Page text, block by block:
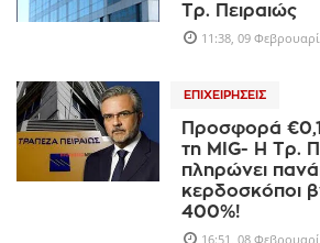
Τρ. Πειραιώς
11:38, 09
ΕΠΙΧΕΙΡΉΣΕΙΣ
Προσφορά
τη MIG- Η Τρ.
πληρώνει
κερδοσκόποι
400%!
16:51, 08